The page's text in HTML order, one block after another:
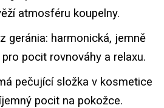
atmosféru koupelny.
geránia: harmonická, jemně
pocit rovnováhy a relaxu.
pečující složka v kosmetice
pocit na pokožce.